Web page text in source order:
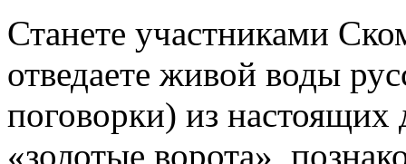
Станете участниками
отведаете живой воды
поговорки) из настоящих
«золотые ворота»,